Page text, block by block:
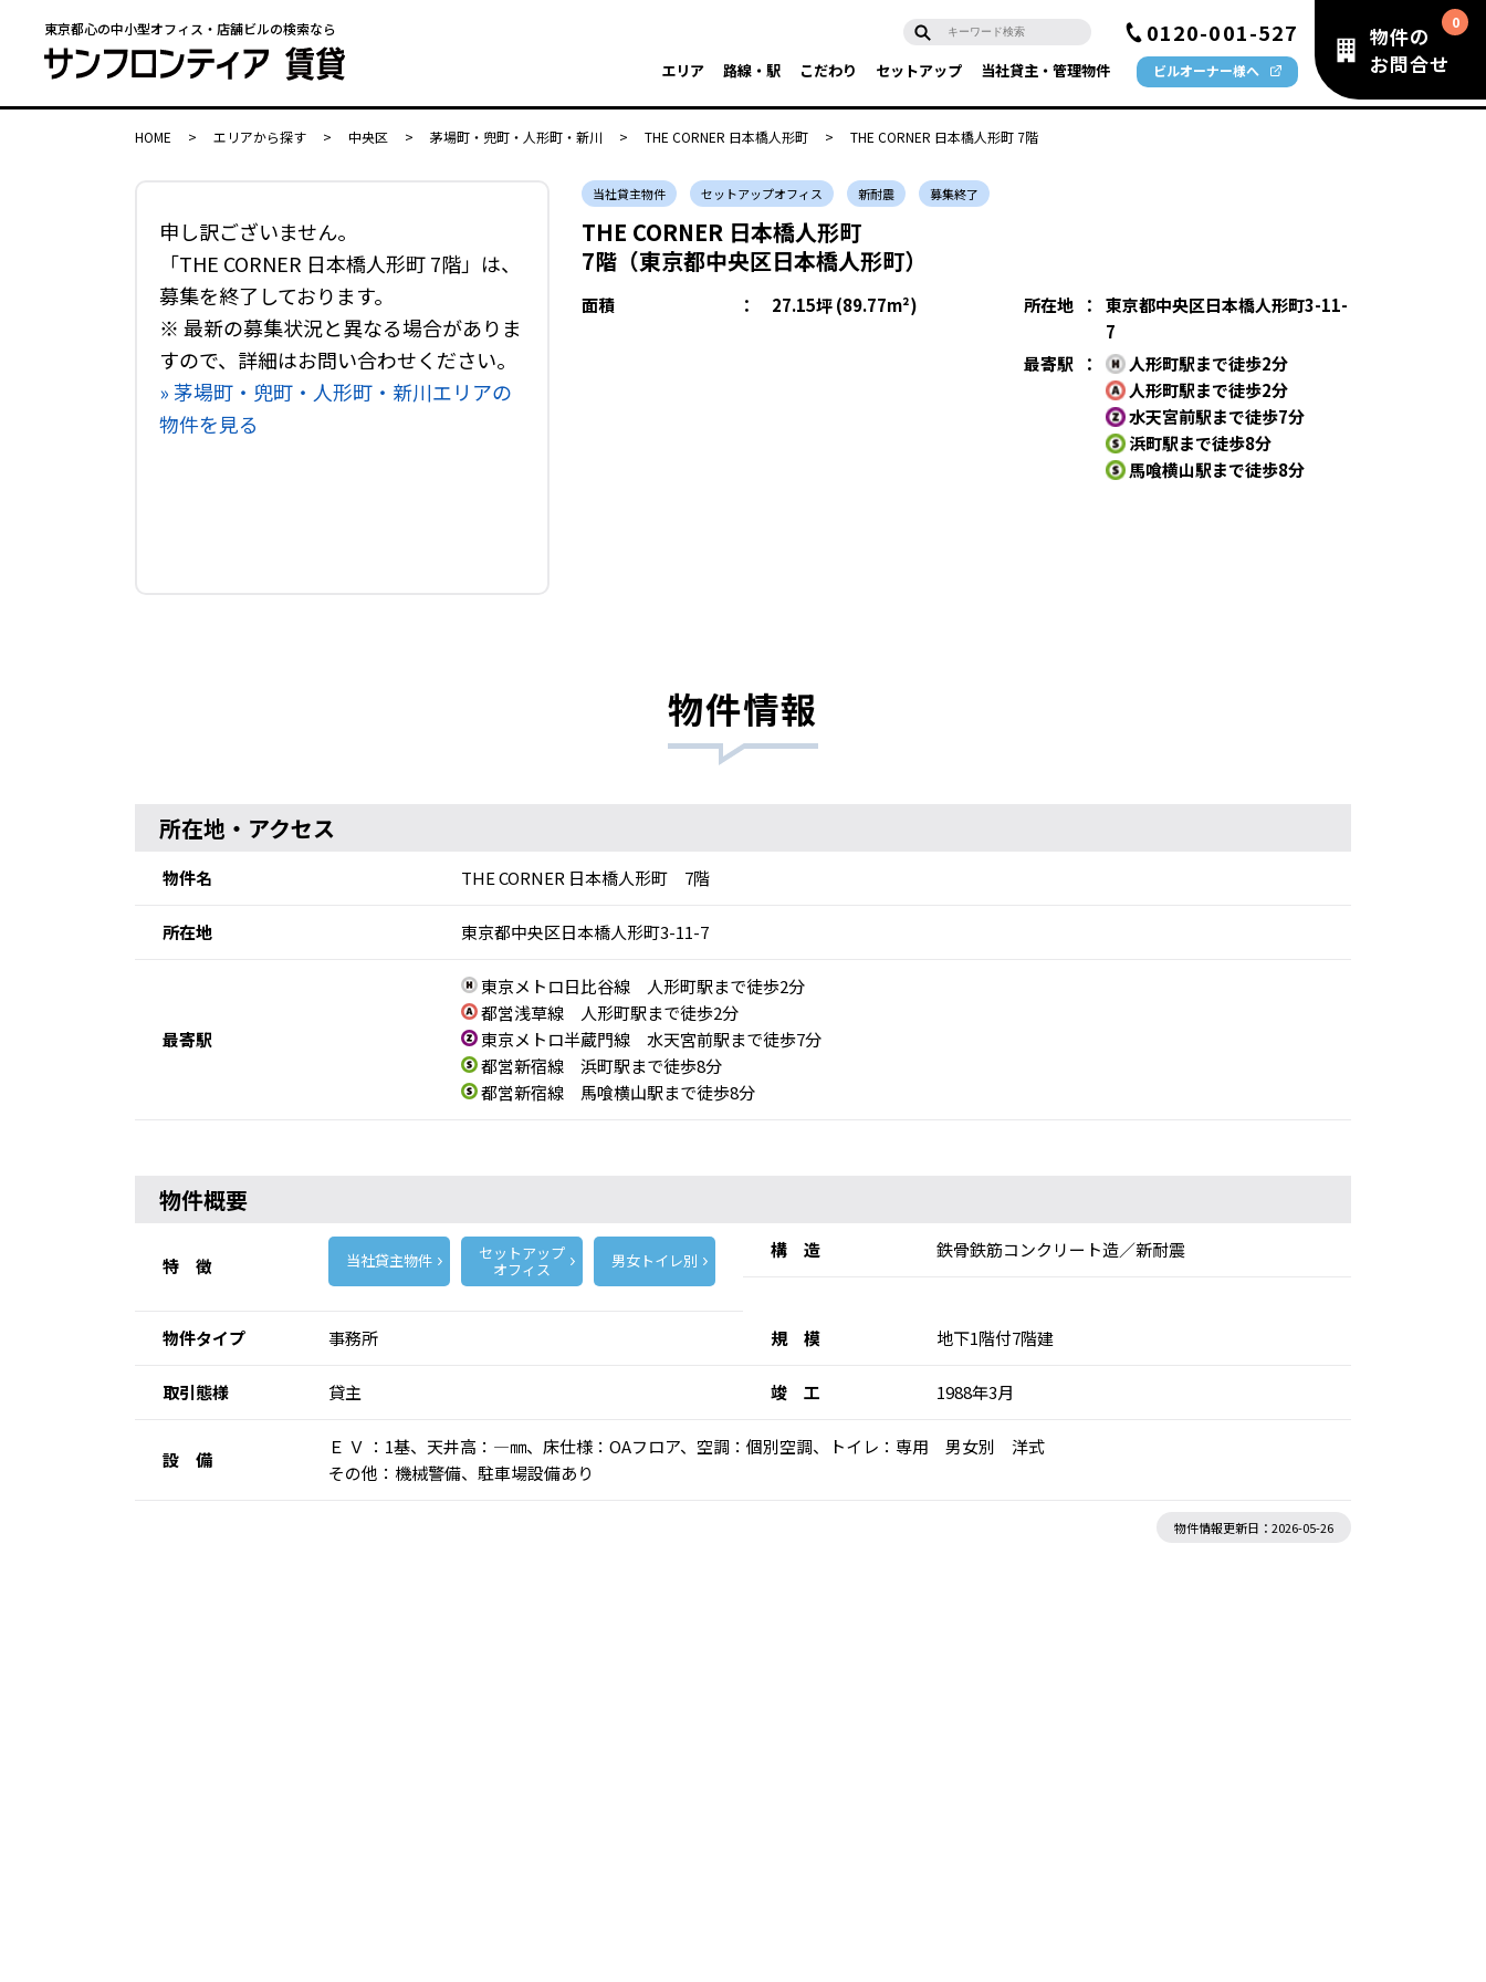
東京都心の中小型オフィス・店舗ビルの検索なら 0120-001-527
エリア 路線・駅 こだわり セットアップ 当社貸主・管理物件 ビルオーナー様へ
物件の
お問合せ
HOME > エリアから探す > 中央区 > 茅場町・兜町・人形町・新川 > THE CORNER 日本橋人形町 > THE CORNER 日本橋人形町 7階
申し訳ございません。
「THE CORNER 日本橋人形町 7階」は、
募集を終了しております。
※ 最新の募集状況と異なる場合がありま
すので、詳細はお問い合わせください。
» 茅場町・兜町・人形町・新川エリアの
物件を見る
当社貸主物件 セットアップオフィス 新耐震 募集終了
THE CORNER 日本橋人形町
7階（東京都中央区日本橋人形町）
面積 ： 27.15坪 (89.77m²) 所在地 ：
東京都中央区日本橋人形町3-11-
7
最寄駅
：
人形町駅まで徒歩2分
人形町駅まで徒歩2分
水天宮前駅まで徒歩7分
浜町駅まで徒歩8分
馬喰横山駅まで徒歩8分
物件情報
所在地・アクセス
物件名 THE CORNER 日本橋人形町 7階
所在地 東京都中央区日本橋人形町3-11-7
最寄駅
東京メトロ日比谷線 人形町駅まで徒歩2分
都営浅草線 人形町駅まで徒歩2分
東京メトロ半蔵門線 水天宮前駅まで徒歩7分
都営新宿線 浜町駅まで徒歩8分
都営新宿線 馬喰横山駅まで徒歩8分
物件概要
特 徴 当社貸主物件 セットアップ
オフィス 男女トイレ別 構 造 鉄骨鉄筋コンクリート造／新耐震
物件タイプ 事務所 規 模 地下1階付7階建
取引態様 貸主 竣 工 1988年3月
設 備
Ｅ Ｖ ：1基、天井高：―㎜、床仕様：OAフロア、空調：個別空調、トイレ：専用 男女別 洋式
その他：機械警備、駐車場設備あり
物件情報更新日：2026-05-26